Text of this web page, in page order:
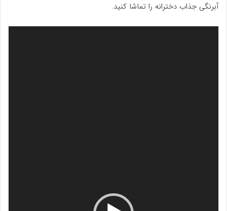
آبرنگی جذاب دخترانه را تماشا کنید.